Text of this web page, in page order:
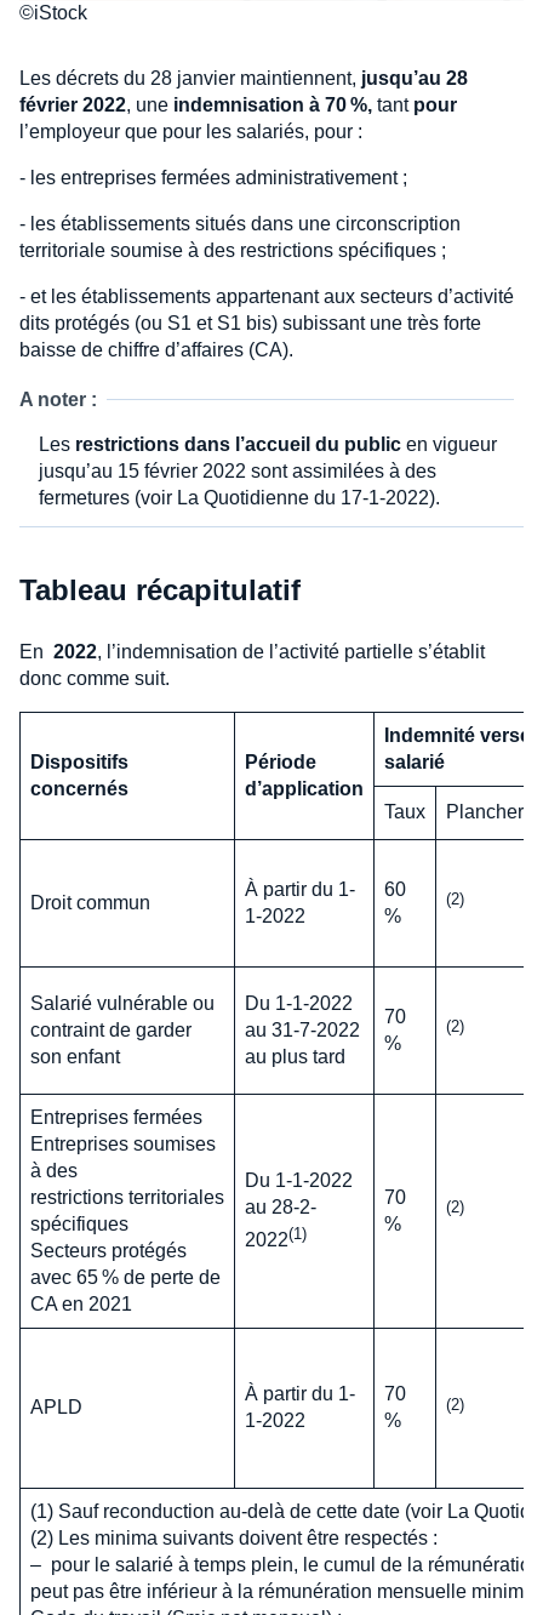
©iStock
Les décrets du 28 janvier maintiennent, jusqu’au 28
février 2022, une indemnisation à 70 %, tant pour
l’employeur que pour les salariés, pour :
- les entreprises fermées administrativement ;
- les établissements situés dans une circonscription
territoriale soumise à des restrictions spécifiques ;
- et les établissements appartenant aux secteurs d’activité
dits protégés (ou S1 et S1 bis) subissant une très forte
baisse de chiffre d’affaires (CA).
A noter :
Les restrictions dans l’accueil du public en vigueur
jusqu’au 15 février 2022 sont assimilées à des
fermetures (voir La Quotidienne du 17-1-2022).
Tableau récapitulatif
En 2022, l’indemnisation de l’activité partielle s’établit
donc comme suit.
Dispositifs
concernés
Période
d’application
Indemnité
salarié
Taux Plancher
Droit commun
À partir du 1-
1-2022
60
%
(2)
Salarié vulnérable ou
contraint de garder
son enfant
Du 1-1-2022
au 31-7-2022
au plus tard
70
%
(2)
Entreprises fermées
Entreprises soumises
à des
restrictions territoriales
spécifiques
Secteurs protégés
avec 65 % de perte de
CA en 2021
Du 1-1-2022
au 28-2-
2022(1)
70
%
(2)
APLD
À partir du 1-
1-2022
70
%
(2)
(1) Sauf reconduction au-delà de cette date (voir La
(2) Les minima suivants doivent être respectés :
– pour le salarié à temps plein, le cumul de la
peut pas être inférieur à la rémunération mensuelle